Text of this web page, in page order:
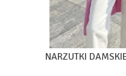
NARZUTKI